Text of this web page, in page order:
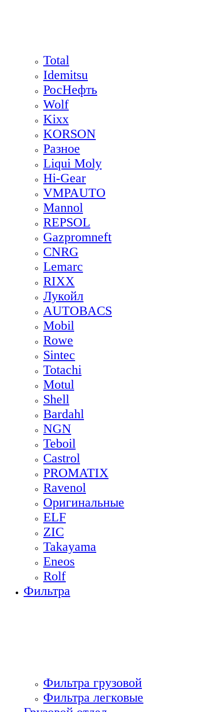
Total
Idemitsu
РосНефть
Wolf
Kixx
KORSON
Разное
Liqui Moly
Hi-Gear
VMPAUTO
Mannol
REPSOL
Gazpromneft
CNRG
Lemarc
RIXX
Лукойл
AUTOBACS
Mobil
Rowe
Sintec
Totachi
Motul
Shell
Bardahl
NGN
Teboil
Castrol
PROMATIX
Ravenol
Оригинальные
ELF
ZIC
Takayama
Eneos
Rolf
Фильтра
Фильтра грузовой
Фильтра легковые